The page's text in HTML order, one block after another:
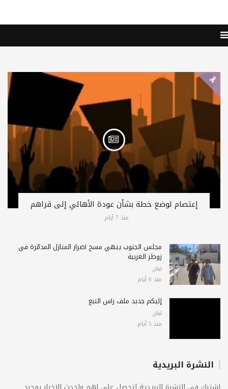
إعتصام لوضع خطة بشأن عودة الأهالي إلى قراهم
منذ 7 أيام
مجلس الجنوب ينهي مسح أضرار المنازل المدمّرة في
زوطر الغربية
لبنان
منذ 6 أيام
إليكم جديد ملف رأس النبع
لبنان
منذ 5 أيام
النشرة البريدية